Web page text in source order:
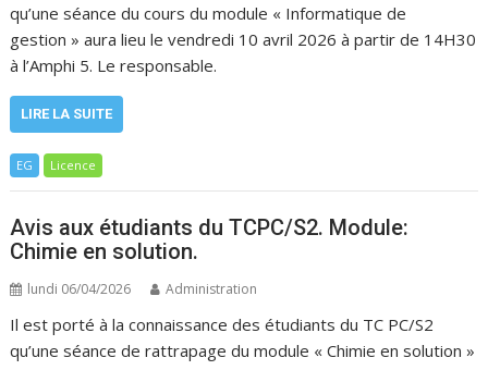
qu’une séance du cours du module « Informatique de
gestion » aura lieu le vendredi 10 avril 2026 à partir de 14H30
à l’Amphi 5. Le responsable.
LIRE LA SUITE
EG Licence
Avis aux étudiants du TCPC/S2. Module:
Chimie en solution.
lundi 06/04/2026 Administration
Il est porté à la connaissance des étudiants du TC PC/S2
qu’une séance de rattrapage du module « Chimie en solution »